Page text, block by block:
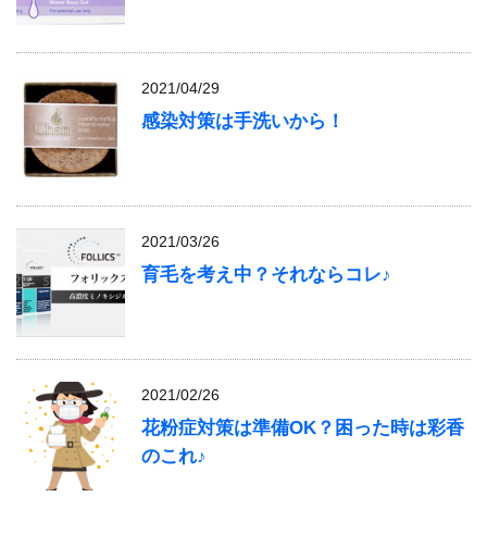
2021/04/29
感染対策は手洗いから！
2021/03/26
育毛を考え中？それならコレ♪
2021/02/26
花粉症対策は準備OK？困った時は彩香
のこれ♪